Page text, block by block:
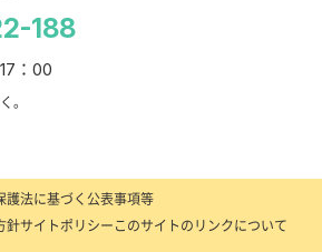
188
：00
。
護法に基づく公表事項等
針サイトポリシー このサイトのリンクについて